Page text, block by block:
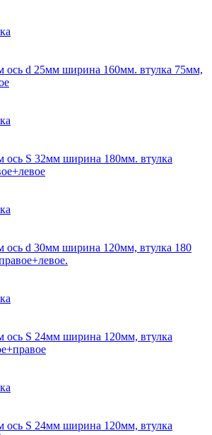
ось d 25мм ширина 160мм. втулка 75мм,
ось S 32мм ширина 180мм. втулка
ось d 30мм ширина 120мм, втулка 180
ось S 24мм ширина 120мм, втулка
ось S 24мм ширина 120мм, втулка